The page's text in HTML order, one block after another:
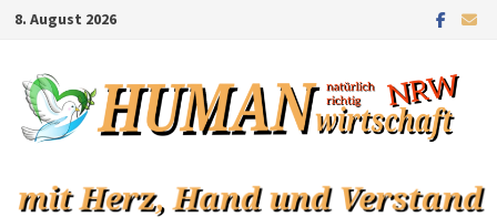
Zum
springen
8. August 2026